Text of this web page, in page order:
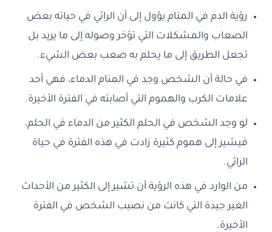
رؤية الدم في المنام يؤول إلى أن الرائي في حياته بعض
الصعاب والمشكلات التي تؤخر وصوله إلى ما يريد بل
تجعل الطريق إلى ما يحلم به صعب بعض الشيء.
في حالة أن الشخص وجد في المنام الدماء، فهي أحد
علامات الكرب والهموم التي أصابته في الفترة الأخيرة.
لو وجد الشخص في الحلم الكثير من الدماء في الحلم،
فيشير إلى هموم كثيرة زادت في هذه الفترة في حياة
الرائي.
من الوارد في هذه الرؤية أن تشير إلى الكثير من الأحداث
الغير جيدة التي كانت من نصيب الشخص في الفترة
الأخيرة.